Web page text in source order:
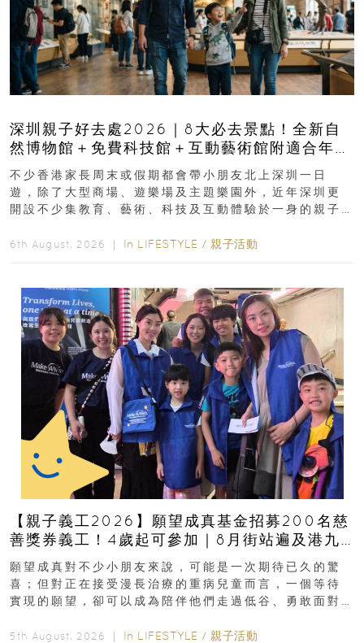
深圳親子好去處2026｜8大必去景點！全新自
然博物館＋免費科技館＋互動藝術館附適合年
齡、交通、門票、開放時間
不少香港家長周末或假期都會帶小朋友北上深圳一日
遊，除了大型商場、遊樂場及主題樂園外，近年深圳更
開設不少集教育、藝術、科技及互動體驗於一身的親子
6th August, 2026 ｜ In LIFESTYLE / 親子活動
【親子義工2026】願望成真基金招募200名慈
善獎券義工！4歲起可參加｜8月街站遍及港九
新界
願望成真對不少小朋友來說，可能是一次期待已久的驚
喜；但對正在接受漫長治療的重病兒童而言，一個等待
實現的願望，卻可以成為陪伴他們走過低谷、勇敢面對
5th August, 2026 ｜ In LIFESTYLE / 親子活動